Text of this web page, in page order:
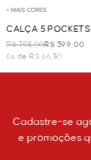
+ MAIS CORES
CALÇA 5
R$ 795,00R$ 399,00
6x de R$ 66,50
Cadastre-se
e promoções